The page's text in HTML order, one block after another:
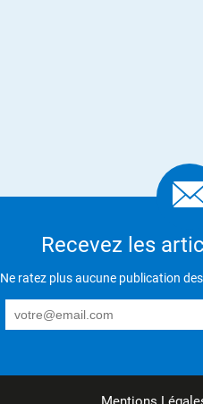
Recevez les
Ne ratez plus aucune publication